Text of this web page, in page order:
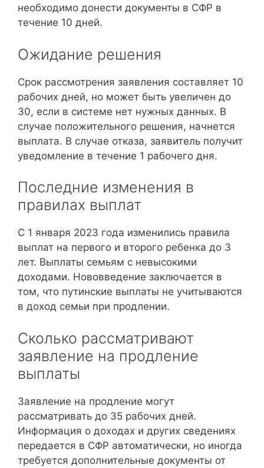
необходимо донести документы в СФР в
течение 10 дней.
Ожидание решения
Срок рассмотрения заявления составляет 10
рабочих дней, но может быть увеличен до
30, если в системе нет нужных данных. В
случае положительного решения, начнется
выплата. В случае отказа, заявитель получит
уведомление в течение 1 рабочего дня.
Последние изменения в
правилах выплат
С 1 января 2023 года изменились правила
выплат на первого и второго ребенка до 3
лет. Выплаты семьям с невысокими
доходами. Нововведение заключается в
том, что путинские выплаты не учитываются
в доход семьи при продлении.
Сколько рассматривают
заявление на продление
выплаты
Заявление на продление могут
рассматривать до 35 рабочих дней.
Информация о доходах и других сведениях
передается в СФР автоматически, но иногда
требуется дополнительные документы от